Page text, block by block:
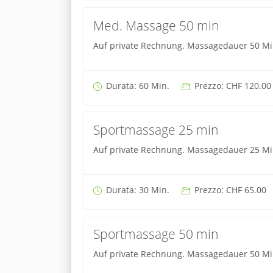
Med. Massage 50 min
Auf private Rechnung. Massagedauer 50
Durata: 60 Min. Prezzo: CHF 120.00
Sportmassage 25 min
Auf private Rechnung. Massagedauer 25
Durata: 30 Min. Prezzo: CHF 65.00
Sportmassage 50 min
Auf private Rechnung. Massagedauer 50